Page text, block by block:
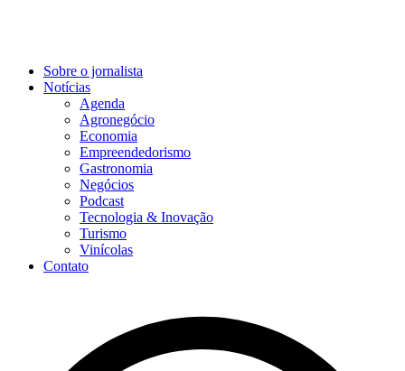
Sobre o jornalista
Notícias
Agenda
Agronegócio
Economia
Empreendedorismo
Gastronomia
Negócios
Podcast
Tecnologia & Inovação
Turismo
Vinícolas
Contato